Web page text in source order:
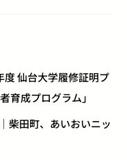
仙台大学履修証明プ
育成プログラム」
柴田町、あいおいニッ